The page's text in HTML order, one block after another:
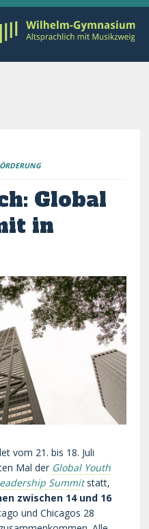
Global
in
vom 21. bis 18. Juli
Mal der Global Youth
Summitstatt,
zwischen 14 und 16
und Chicagos 28